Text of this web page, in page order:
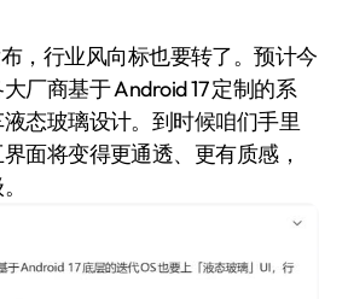
布，行业风向标也要转了。预计今
厂商基于 Android 17 定制的系
态玻璃设计。到时候咱们手里
面将变得更通透、更有质感，